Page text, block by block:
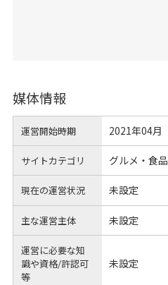
媒体情報
運営開始時期 2021年04月
サイトカテゴリ グルメ・食品
現在の運営状況 未設定
主な運営主体 未設定
運営に必要な知
識や資格/許認可
等
未設定